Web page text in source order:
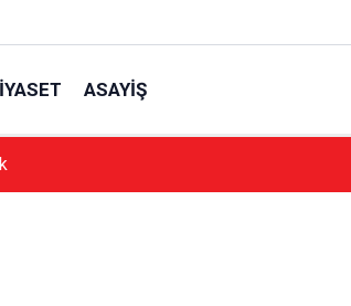
ASAYIŞ